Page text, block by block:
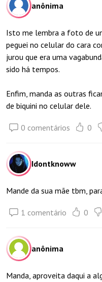
anônima
Isto me lembra a foto de
peguei no celular do cara
jurou que era uma
sido há tempos.
Enfim, manda as outras
de biquini no celular dele.
0 comentários 0
Idontknoww
Mande da sua mãe tbm,
1 comentário 0
anônima
Manda, aproveita daqui a